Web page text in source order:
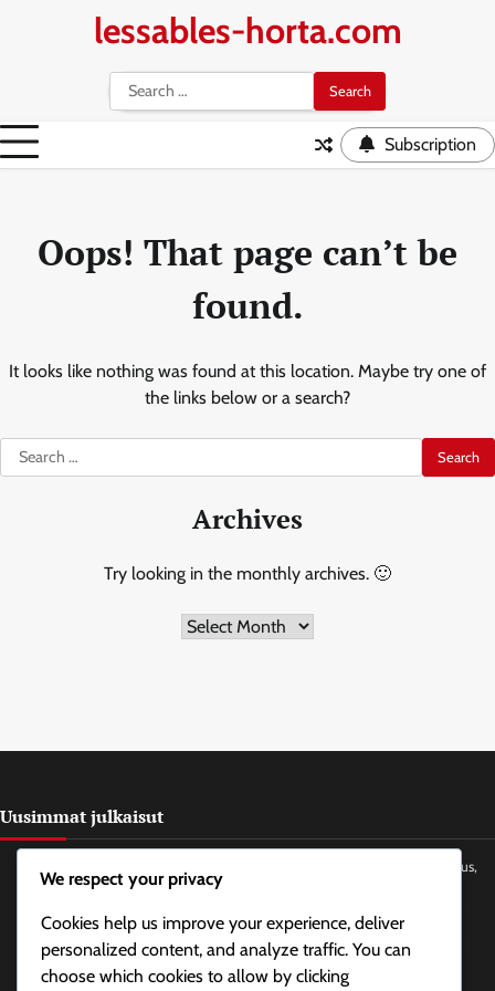
lessables-horta.com
Search
for:
Subscription
Oops! That page can’t be
found.
It looks like nothing was found at this location. Maybe try one of
the links below or a search?
Search
for:
Archives
Try looking in the monthly archives. 🙂
Archives
Uusimmat julkaisut
Progressiivinen rentoutuminen jännityspäänsärkyihin: tekniikat, taajuus,
vaikutukset
Jooga käytännöt niskan ja leuan jännitykselle: Tyypit, taajuus, hyödyt
Leuan venyttämisharjoitukset jännityksen lievittämiseksi: tekniikat,
taajuus, hyödyt
We respect your privacy
Cookies help us improve your experience, deliver
personalized content, and analyze traffic. You can
choose which cookies to allow by clicking